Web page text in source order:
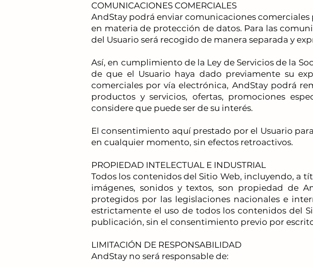
COMUNICACIONES COMERCIALES
AndStay podrá enviar comunicaciones
en materia de protección de datos. Para las
del Usuario será recogido de manera separada y
Así, en cumplimiento de la Ley de Servicios de la
de que el Usuario haya dado previamente su
comerciales por vía electrónica, AndStay podrá
productos y servicios, ofertas, promociones
considere que puede ser de su interés.
El consentimiento aquí prestado por el Usuario
en cualquier momento, sin efectos retroactivos.
PROPIEDAD INTELECTUAL E INDUSTRIAL
Todos los contenidos del Sitio Web, incluyendo, a
imágenes, sonidos y textos, son propiedad de
protegidos por las legislaciones nacionales e
estrictamente el uso de todos los contenidos del
publicación, sin el consentimiento previo por
LIMITACIÓN DE RESPONSABILIDAD
AndStay no será responsable de: